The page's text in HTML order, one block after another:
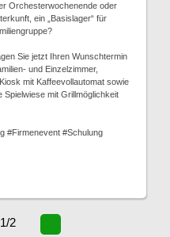
Orchesterwochenende oder
ein „Basislager“ für
Sie jetzt Ihren Wunschtermin
und Einzelzimmer,
mit Kaffeevollautomat sowie
Spielwiese mit Grillmöglichkeit
#Firmenevent #Schulung
2